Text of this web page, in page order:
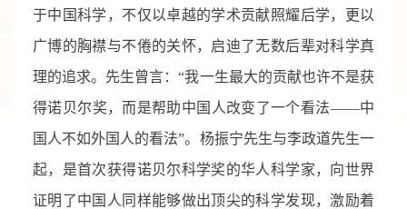
于中国科学，不仅以卓越的学术贡献照耀后学，更以
广博的胸襟与不倦的关怀，启迪了无数后辈对科学真
理的追求。先生曾言：“我一生最大的贡献也许不是获
得诺贝尔奖，而是帮助中国人改变了一个看法——中
国人不如外国人的看法”。杨振宁先生与李政道先生一
起，是首次获得诺贝尔科学奖的华人科学家，向世界
证明了中国人同样能够做出顶尖的科学发现，激励着